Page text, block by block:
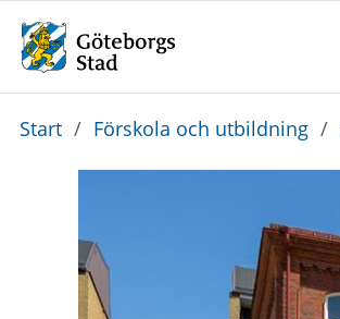
Du
Start / Förskola och utbildning /